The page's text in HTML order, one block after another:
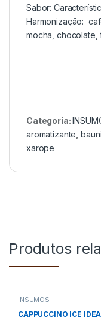
Sabor:
Harmonização:
mocha,
Categoria:
aromatizante ,
xarope
Produtos
INSUMOS
CAPPUCCINO ICE